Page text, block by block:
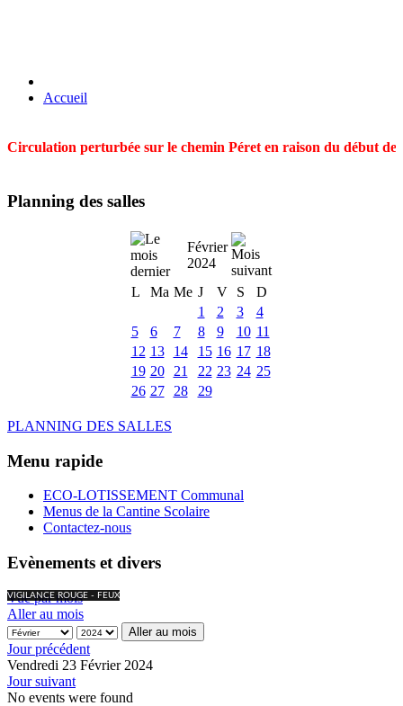
Accueil
Circulation perturbée sur le chemin Péret en raison du début
Planning des salles
Février
2024
L
Ma Me J V S
D
1
2 3
4
5
6 7 8 9 10 11
12 13 14 15 16 17 18
19 20 21 22 23 24 25
26 27 28 29
PLANNING DES SALLES
Menu rapide
ECO-LOTISSEMENT Communal
Menus de la Cantine Scolaire
Contactez-nous
Evènements et divers
VIGILANCE ROUGE - FEUX
Vue par mois
Aller au mois
Aller au mois
Jour précédent
Vendredi 23 Février 2024
Jour suivant
No events were found